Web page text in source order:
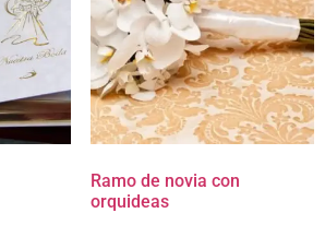
Ramo de novia con
orquideas